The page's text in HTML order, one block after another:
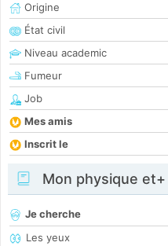
Origine
État civil
Niveau academic
Fumeur
Job
Mes amis
Inscrit le
Mon physique et+
Je cherche
Les yeux